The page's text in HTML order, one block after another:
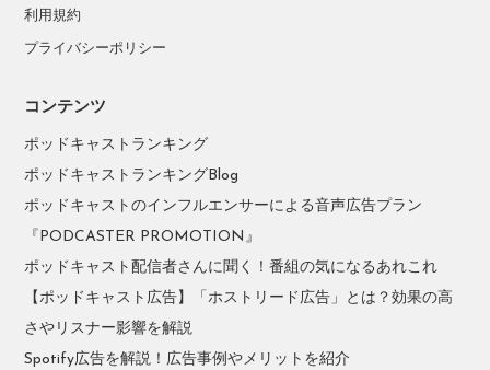
利用規約
プライバシーポリシー
コンテンツ
ポッドキャストランキング
ポッドキャストランキングBlog
ポッドキャストのインフルエンサーによる音声広告プラン
『PODCASTER PROMOTION』
ポッドキャスト配信者さんに聞く！番組の気になるあれこれ
【ポッドキャスト広告】「ホストリード広告」とは？効果の高
さやリスナー影響を解説
Spotify広告を解説！広告事例やメリットを紹介